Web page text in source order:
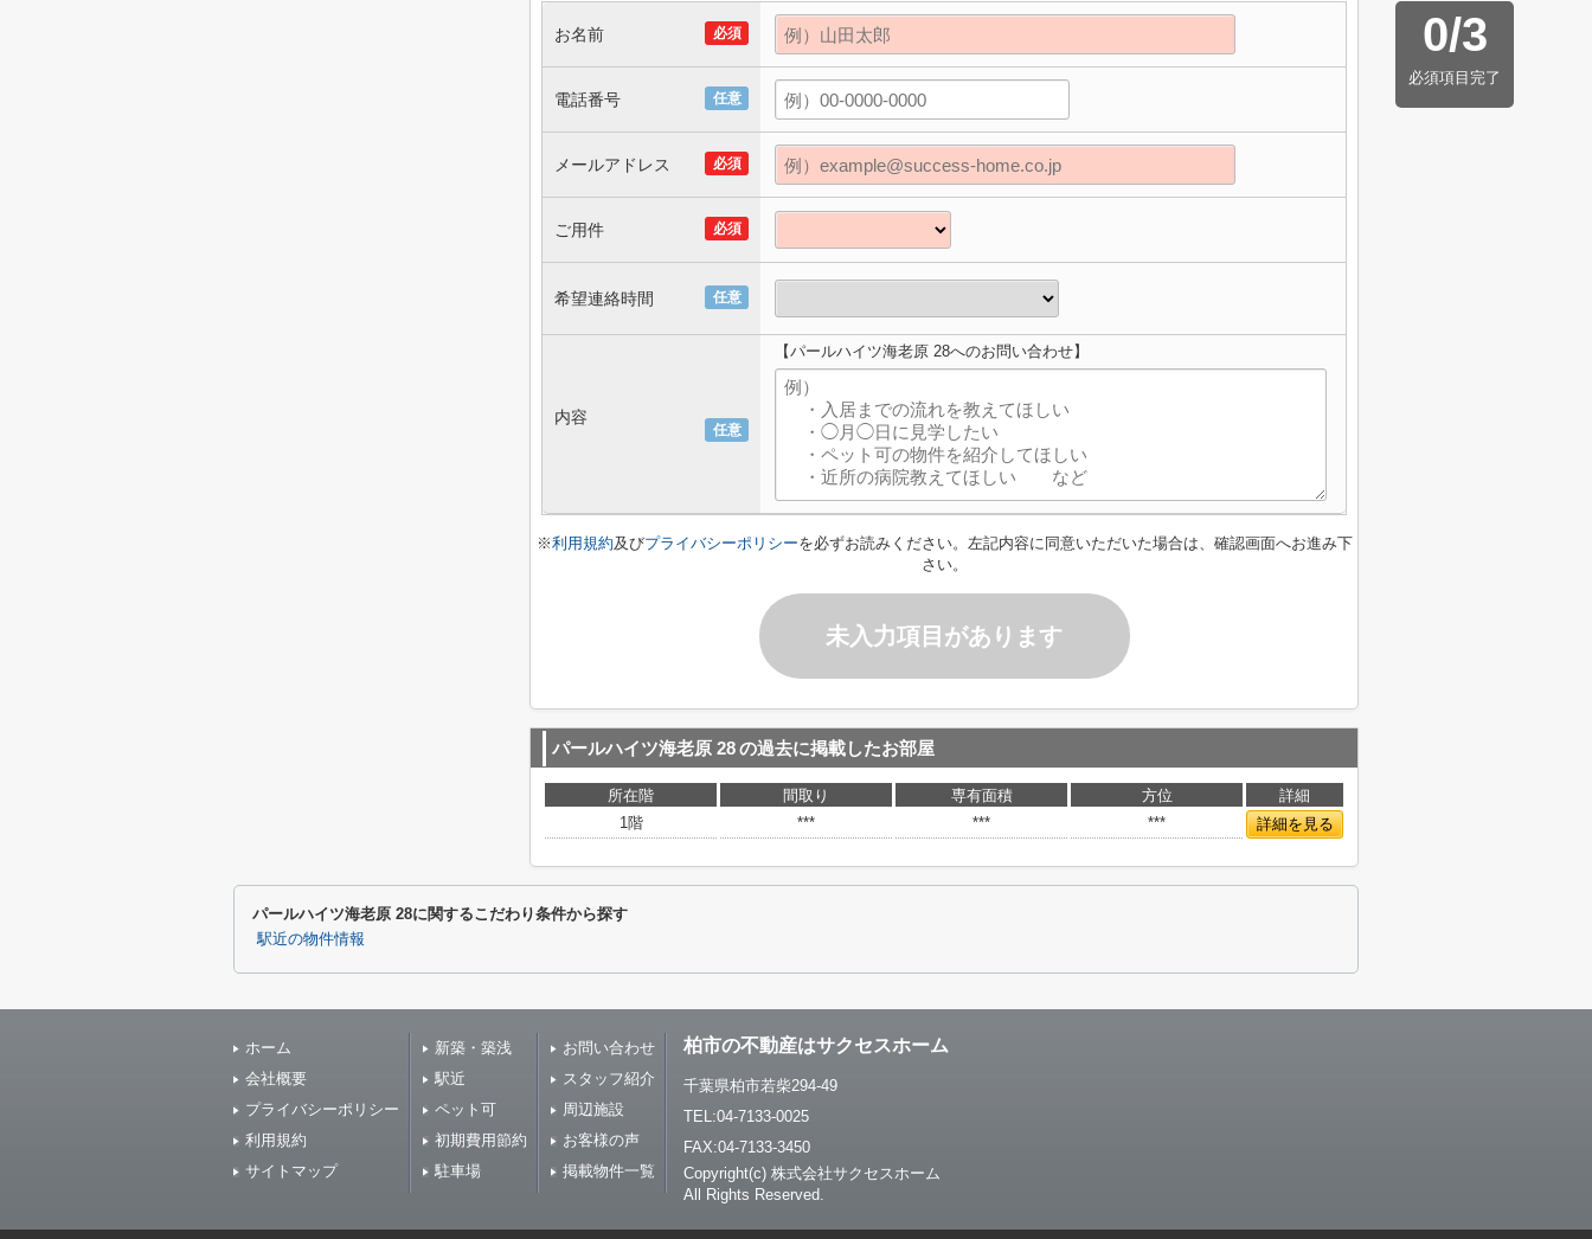
0/3
必須項目完了
必須
お名前
任意
電話番号
必須
メールアドレス
必須
ご用件
任意
希望連絡時間
任意
内容
【パールハイツ海老原 28へのお問い合わせ】
※利用規約及びプライバシーポリシーを必ずお読みください。左記内容に同意いただいた場合は、確認画面へお進み下
さい。
未入力項目があります
パールハイツ海老原 28の過去に掲載したお部屋
所在階 間取り 専有面積 方位
詳細
1階
*** *** *** 詳細を見る
パールハイツ海老原 28に関するこだわり条件から探す
駅近の物件情報
ホーム
会社概要
プライバシーポリシー
利用規約
サイトマップ
新築・築浅
駅近
ペット可
初期費用節約
駐車場
お問い合わせ
スタッフ紹介
周辺施設
お客様の声
掲載物件一覧
柏市の不動産はサクセスホーム
千葉県柏市若柴294-49
TEL:04-7133-0025
FAX:04-7133-3450
Copyright(c) 株式会社サクセスホーム
All Rights Reserved.